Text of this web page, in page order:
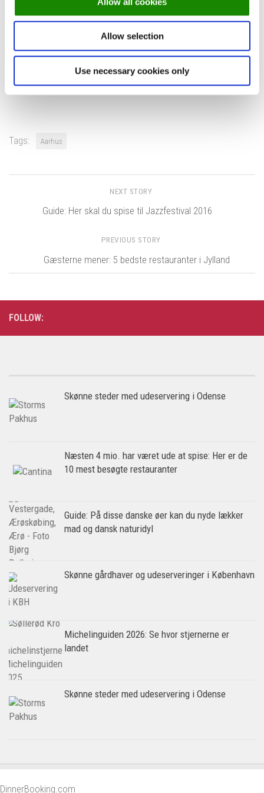
Allow selection
Use necessary cookies only
Book bord på D'Vinos ➤
Tags: Aarhus
NEXT STORY
Guide: Her skal du spise til Jazzfestival 2016
PREVIOUS STORY
Gæsterne mener: 5 bedste restauranter i Jylland
FOLLOW:
Skønne steder med udeservering i Odense
Næsten 4 mio. har været ude at spise: Her er de
10 mest besøgte restauranter
Guide: På disse danske øer kan du nyde lækker
mad og dansk naturidyl
Skønne gårdhaver og udeserveringer i København
Michelinguiden 2026: Se hvor stjernerne er
landet
Skønne steder med udeservering i Odense
DinnerBooking.com